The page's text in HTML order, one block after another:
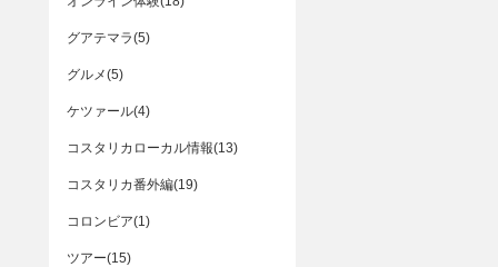
グアテマラ(5)
グルメ(5)
ケツァール(4)
コスタリカローカル情報(13)
コスタリカ番外編(19)
コロンビア(1)
ツアー(15)